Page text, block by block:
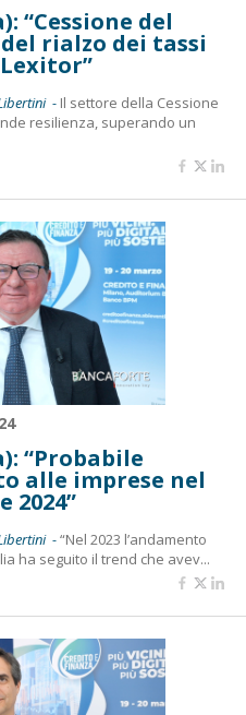
“Cessione del
rialzo dei tassi
- Il settore della Cessione
resilienza, superando un
“Probabile
alle imprese nel
2024”
-“Nel 2023 l’andamento
ha seguito il trend che avev...